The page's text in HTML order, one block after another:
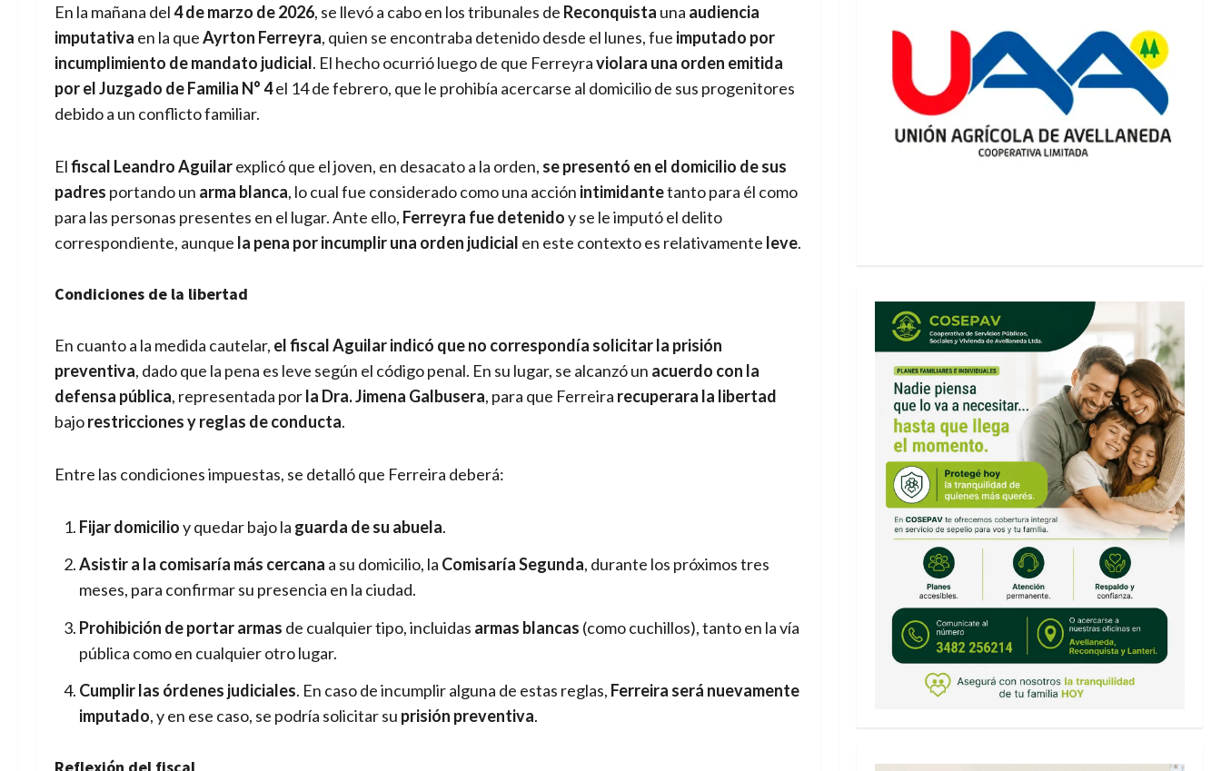
En la mañana del4 de marzo de 2026, se llevó a cabo en los tribunales de Reconquista una audiencia
imputativa en la queAyrton Ferreyra, quien se encontraba detenido desde el lunes, fue imputado por
incumplimiento de mandato judicial. El hecho ocurrió luego de que Ferreyraviolara una orden emitida
por el Juzgado de Familia N° 4el 14 de febrero, que le prohibía acercarse al domicilio de sus progenitores
debido a un conflicto familiar.
Elfiscal Leandro Aguilarexplicó que el joven, en desacato a la orden, se presentó en el domicilio de sus
padres portando un arma blanca, lo cual fue considerado como una acción intimidantetanto para él como
para las personas presentes en el lugar. Ante ello, Ferreyra fue detenidoy se le imputó el delito
correspondiente, aunque la pena por incumplir una orden judicial en este contexto es relativamente leve.
Condiciones de la libertad
En cuanto a la medida cautelar, el fiscal Aguilar indicó que no correspondía solicitar la prisión
preventiva, dado que la pena es leve según el código penal. En su lugar, se alcanzó un acuerdo con la
defensa pública, representada porla Dra. Jimena Galbusera, para que Ferreira recuperara la libertad
bajorestricciones y reglas de conducta.
Entre las condiciones impuestas, se detalló que Ferreira deberá:
Fijar domicilioy quedar bajo la guarda de su abuela.
Asistir a la comisaría más cercana a su domicilio, la Comisaría Segunda, durante los próximos tres
meses, para confirmar su presencia en la ciudad.
Prohibición de portar armas de cualquier tipo, incluidas armas blancas (como cuchillos), tanto en la vía
pública como en cualquier otro lugar.
Cumplir las órdenes judiciales. En caso de incumplir alguna de estas reglas, Ferreira será nuevamente
imputado, y en ese caso, se podría solicitar su prisión preventiva.